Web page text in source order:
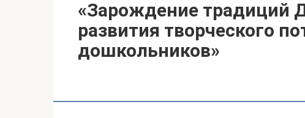
«Зарождение традиций
развития творческого
дошкольников»